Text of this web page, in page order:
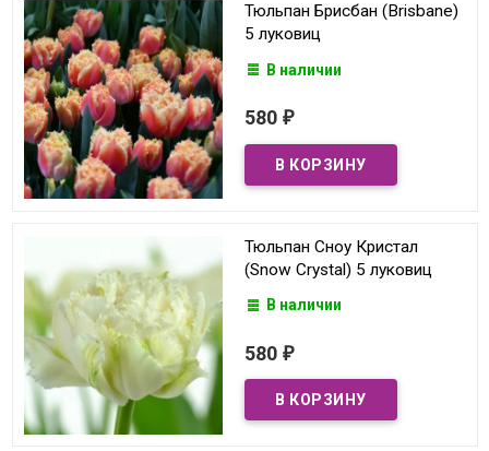
Тюльпан Брисбан (Brisbane)
5 луковиц
В наличии
580 ₽
Тюльпан Сноу Кристал
(Snow Crystal) 5 луковиц
В наличии
580 ₽